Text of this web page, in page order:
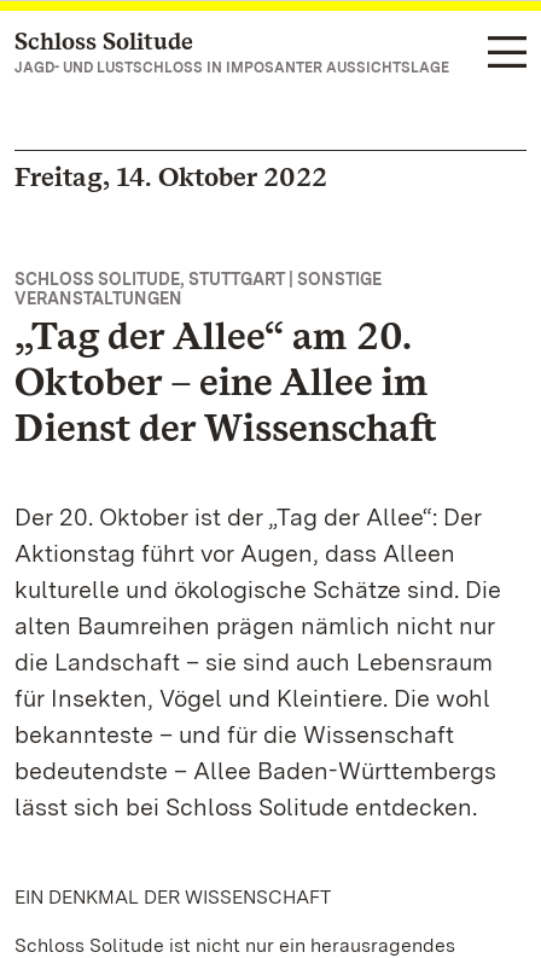
Zum Hauptinhalt springen
Schloss Solitude
JAGD- UND LUSTSCHLOSS IN IMPOSANTER AUSSICHTSLAGE
Freitag, 14. Oktober 2022
SCHLOSS SOLITUDE, STUTTGART | SONSTIGE
VERANSTALTUNGEN
„Tag der Allee“ am 20.
Oktober – eine Allee im
Dienst der Wissenschaft
Der 20. Oktober ist der „Tag der Allee“: Der
Aktionstag führt vor Augen, dass Alleen
kulturelle und ökologische Schätze sind. Die
alten Baumreihen prägen nämlich nicht nur
die Landschaft – sie sind auch Lebensraum
für Insekten, Vögel und Kleintiere. Die wohl
bekannteste – und für die Wissenschaft
bedeutendste – Allee Baden-Württembergs
lässt sich bei Schloss Solitude entdecken.
EIN DENKMAL DER WISSENSCHAFT
Schloss Solitude ist nicht nur ein herausragendes